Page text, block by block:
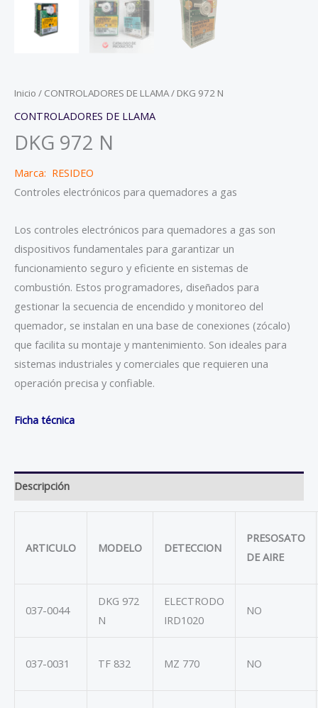
Inicio / CONTROLADORES DE LLAMA/ DKG 972 N
CONTROLADORES DE LLAMA
DKG 972 N
Marca: RESIDEO
Controles electrónicos para quemadores a gas
Los controles electrónicos para quemadores a gas son
dispositivos fundamentales para garantizar un
funcionamiento seguro y eficiente en sistemas de
combustión. Estos programadores, diseñados para
gestionar la secuencia de encendido y monitoreo del
quemador, se instalan en una base de conexiones (zócalo)
que facilita su montaje y mantenimiento. Son ideales para
sistemas industriales y comerciales que requieren una
operación precisa y confiable.
Ficha técnica
Descripción
ARTICULO MODELO DETECCION
PRESOSATO
DE AIRE
037-0044
DKG 972
N
ELECTRODO
IRD1020
NO
037-0031 TF 832 MZ 770 NO